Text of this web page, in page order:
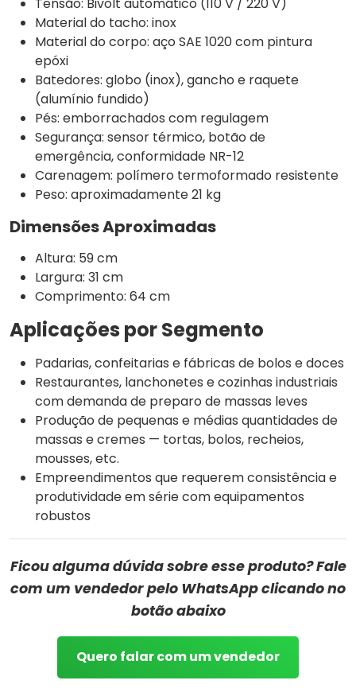
Tensão: Bivolt automático (110 V / 220 V)
Material do tacho: inox
Material do corpo: aço SAE 1020 com pintura
epóxi
Batedores: globo (inox), gancho e raquete
(alumínio fundido)
Pés: emborrachados com regulagem
Segurança: sensor térmico, botão de
emergência, conformidade NR-12
Carenagem: polímero termoformado resistente
Peso: aproximadamente 21 kg
Dimensões Aproximadas
Altura: 59 cm
Largura: 31 cm
Comprimento: 64 cm
Aplicações por Segmento
Padarias, confeitarias e fábricas de bolos e doces
Restaurantes, lanchonetes e cozinhas industriais
com demanda de preparo de massas leves
Produção de pequenas e médias quantidades de
massas e cremes — tortas, bolos, recheios,
mousses, etc.
Empreendimentos que requerem consistência e
produtividade em série com equipamentos
robustos
Ficou alguma dúvida sobre esse produto? Fale
com um vendedor pelo WhatsApp clicando no
botão abaixo
Quero falar com um vendedor